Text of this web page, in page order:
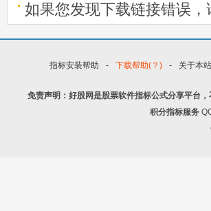
如果您发现下载链接错误，
指标安装帮助 - 下载帮助(？) - 关于本站
免责声明：好股网是股票软件指标公式分享平台
积分指标服务